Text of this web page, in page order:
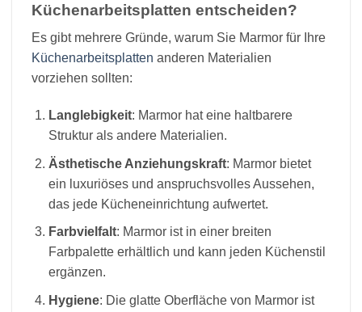
Küchenarbeitsplatten entscheiden?
Es gibt mehrere Gründe, warum Sie Marmor für Ihre
Küchenarbeitsplatten anderen Materialien
vorziehen sollten:
Langlebigkeit: Marmor hat eine haltbarere
Struktur als andere Materialien.
Ästhetische Anziehungskraft: Marmor bietet
ein luxuriöses und anspruchsvolles Aussehen,
das jede Kücheneinrichtung aufwertet.
Farbvielfalt: Marmor ist in einer breiten
Farbpalette erhältlich und kann jeden Küchenstil
ergänzen.
Hygiene: Die glatte Oberfläche von Marmor ist